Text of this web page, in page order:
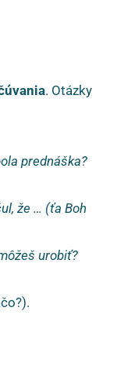
. Otázky
prednáška?
že … (ťa Boh
urobiť?